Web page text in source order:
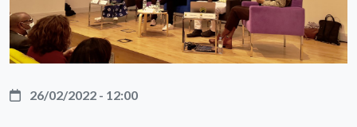
26/02/2022 - 12:00